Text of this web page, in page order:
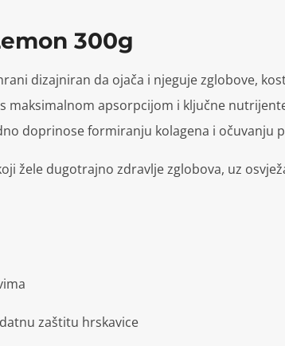
300g
dizajniran da ojača i njeguje zglobove,
maksimalnom apsorpcijom i ključne
doprinose formiranju kolagena i očuvanju
žele dugotrajno zdravlje zglobova, uz
zaštitu hrskavice